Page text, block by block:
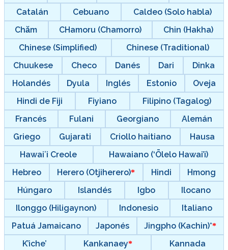
Catalán
Cebuano
Caldeo (Solo habla)
Chăm
CHamoru (Chamorro)
Chin (Hakha)
Chinese (Simplified)
Chinese (Traditional)
Chuukese
Checo Danés Dari
Dinka
Holandés
Dyula Inglés Estonio
Oveja
Hindi de Fiji
Fiyiano
Filipino (Tagalog)
Francés
Fulani Georgiano
Alemán
Griego
Gujarati Criollo haitiano
Hausa
Hawaiʻi Creole
Hawaiano (‘Ōlelo Hawai’i)
Hebreo
Herero (Otjiherero) Hindi
Hmong
Húngaro
Islandés Igbo
Ilocano
Ilonggo (Hiligaynon)
Indonesio
Italiano
Patuá Jamaicano
Japonés
Jingpho (Kachin)*
K’iche’
Kankanaey
Kannada